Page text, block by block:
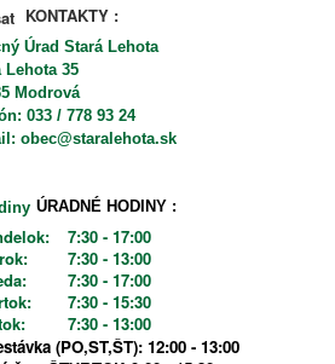
KONTAKTY :
Úrad Stará Lehota
Lehota 35
Modrová
033 / 778 93 24
obec@staralehota.sk
ÚRADNÉ HODINY :
7:30 - 17:00
7:30 - 13:00
7:30 - 17:00
7:30 - 15:30
7:30 - 13:00
(PO,ST,ŠT): 12:00 - 13:00